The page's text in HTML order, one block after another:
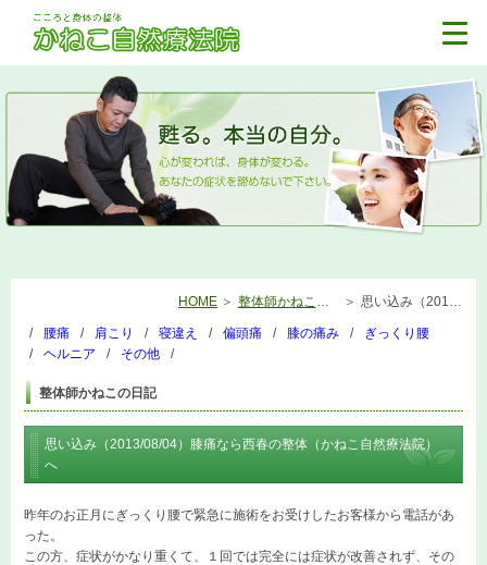
HOME 整体師かねこの日記 思い込み（2013/08/04）膝痛なら西春の整体（かねこ自然療法院）へ
腰痛 肩こり 寝違え 偏頭痛 膝の痛み
ぎっくり腰
ヘルニア
その他
整体師かねこの日記
思い込み（2013/08/04）膝痛なら西春の整体（かねこ自然療法院）
へ
昨年のお正月にぎっくり腰で緊急に施術をお受けしたお客様から電話があ
った。
この方、症状がかなり重くて、１回では完全には症状が改善されず、その